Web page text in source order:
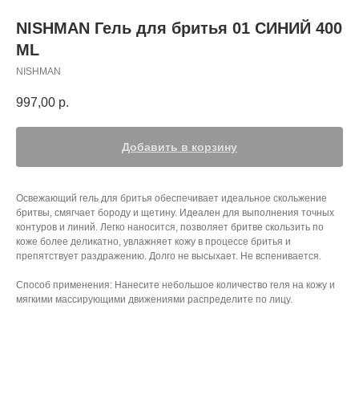
NISHMAN Гель для бритья 01 СИНИЙ 400
ML
NISHMAN
997,00 р.
Добавить в корзину
Освежающий гель для бритья обеспечивает идеальное скольжение
бритвы, смягчает бороду и щетину. Идеален для выполнения точных
контуров и линий. Легко наносится, позволяет бритве скользить по
коже более деликатно, увлажняет кожу в процессе бритья и
препятствует раздражению. Долго не высыхает. Не вспенивается.
Способ применения: Нанесите небольшое количество геля на кожу и
мягкими массирующими движениями распределите по лицу.